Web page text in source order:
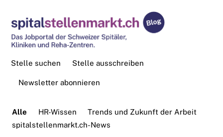
Stelle ausschreiben
Stelle suchen
Newsletter abonnieren
Alle HR-Wissen
Trends und Zukunft der Arbeit
spitalstellenmarkt.ch-News